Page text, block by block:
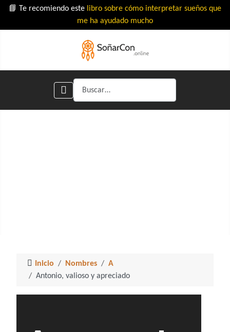
📘 Te recomiendo este libro sobre cómo interpretar sueños que
me ha ayudado mucho
Buscar
Inicio Nombres
A
Antonio, valioso y apreciado